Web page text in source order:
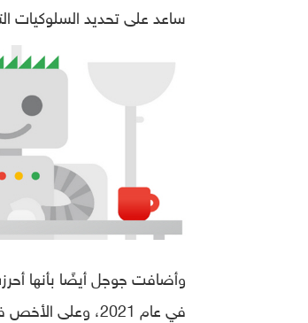
ساعد على تحديد السلوكيات
وأضافت جوجل أيضًا بأنها
في عام 2021،